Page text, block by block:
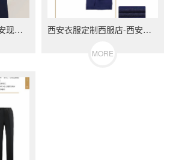
西安批发定制西服-西安现货西服-西安工作服定做-西安西装订制 西安衣服定制西服店-西安买职业装-西安女士衣服定做-西安西装定制
MORE